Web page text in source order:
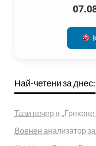
Най-четени за днес:
Тази вечер в
Военен анализатор